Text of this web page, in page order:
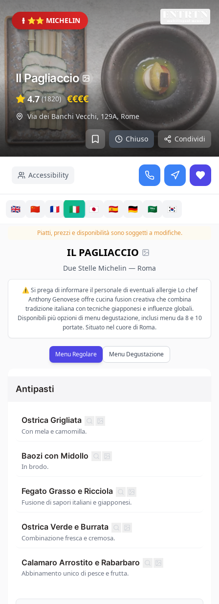
⭐⭐ MICHELIN
Chiuso Condividi
Il Pagliaccio
4.7 (1820) €€€€
Via dei Banchi Vecchi, 129A, Rome
Accessibility
🇬🇧 🇨🇳 🇫🇷 🇮🇹 🇯🇵 🇪🇸 🇩🇪 🇸🇦 🇰🇷
Piatti, prezzi e disponibilità sono soggetti a modifiche.
IL PAGLIACCIO
Due Stelle Michelin — Roma
⚠️ Si prega di informare il personale di eventuali allergie Lo chef
Anthony Genovese offre cucina fusion creativa che combina
tradizione italiana con tecniche giapponesi e influenze globali.
Disponibili più opzioni di menu degustazione, inclusi menu da 8 e 10
portate. Situato nel cuore di Roma.
Menu Regolare Menu Degustazione
Antipasti
Ostrica Grigliata
Con mela e camomilla.
Baozi con Midollo
In brodo.
Fegato Grasso e Ricciola
Fusione di sapori italiani e giapponesi.
Ostrica Verde e Burrata
Combinazione fresca e cremosa.
Calamaro Arrostito e Rabarbaro
Abbinamento unico di pesce e frutta.